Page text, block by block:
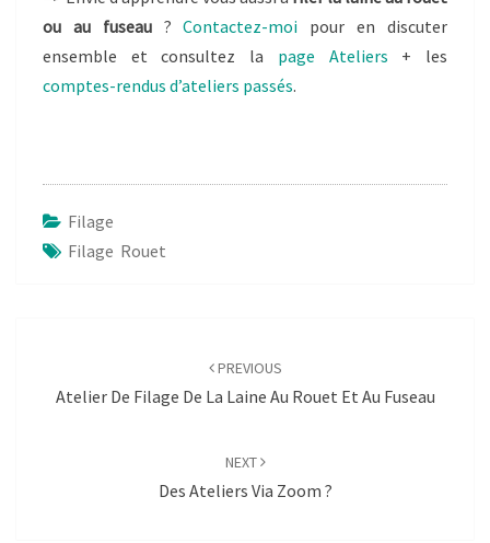
ou au fuseau?Contactez-moi pour en discuter
ensemble et consultez la page Ateliers + les
comptes-rendus d’ateliers passés.
Filage
Filage Rouet
PREVIOUS
Atelier De Filage De La Laine Au Rouet Et Au Fuseau
NEXT
Des Ateliers Via Zoom ?